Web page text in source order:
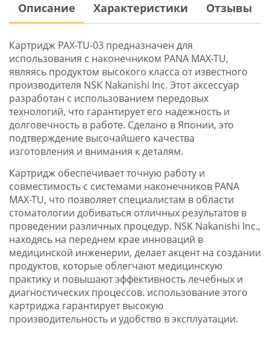
Описание Характеристики Отзывы
Картридж PAX-TU-03 предназначен для
использования с наконечником PANA MAX-TU,
являясь продуктом высокого класса от известного
производителя NSK Nakanishi Inc. Этот аксессуар
разработан с использованием передовых
технологий, что гарантирует его надежность и
долговечность в работе. Сделано в Японии, это
подтверждение высочайшего качества
изготовления и внимания к деталям.
Картридж обеспечивает точную работу и
совместимость с системами наконечников PANA
MAX-TU, что позволяет специалистам в области
стоматологии добиваться отличных результатов в
проведении различных процедур. NSK Nakanishi Inc.,
находясь на переднем крае инноваций в
медицинской инженерии, делает акцент на создании
продуктов, которые облегчают медицинскую
практику и повышают эффективность лечебных и
диагностических процессов. использование этого
картриджа гарантирует высокую
производительность и удобство в эксплуатации.